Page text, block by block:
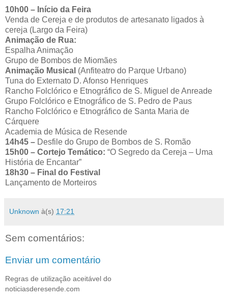
10h00 – Início da Feira
Venda de Cereja e de produtos de artesanato ligados à
cereja (Largo da Feira)
Animação de Rua:
Espalha Animação
Grupo de Bombos de Miomães
Animação Musical (Anfiteatro do Parque Urbano)
Tuna do Externato D. Afonso Henriques
Rancho Folclórico e Etnográfico de S. Miguel de Anreade
Grupo Folclórico e Etnográfico de S. Pedro de Paus
Rancho Folclórico e Etnográfico de Santa Maria de
Cárquere
Academia de Música de Resende
14h45 – Desfile do Grupo de Bombos de S. Romão
15h00 – Cortejo Temático: “O Segredo da Cereja – Uma
História de Encantar”
18h30 – Final do Festival
Lançamento de Morteiros
Unknown à(s) 17:21
Sem comentários:
Enviar um comentário
Regras de utilização aceitável do
noticiasderesende.com